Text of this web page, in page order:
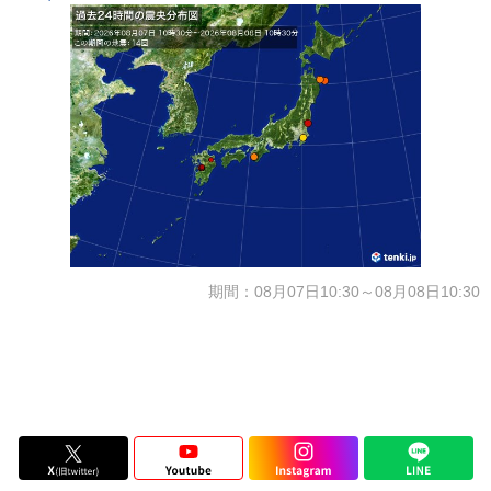
期間：08月07日10:30～08月08日10:30